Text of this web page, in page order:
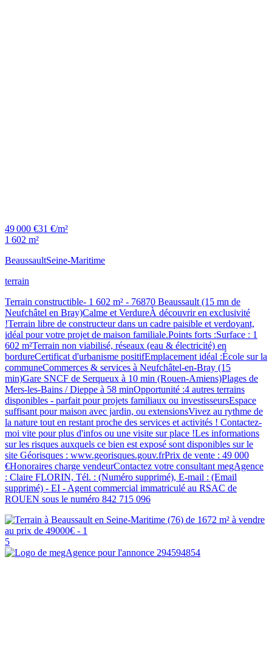
49 000 €31 €/m²
1 602 m²
BeaussaultSeine-Maritime
terrain
Terrain constructible- 1 602 m² - 76870 Beaussault (15 mn de
Neufchâtel en Bray)Calme et VerdureÀ découvrir en exclusivité
!Terrain libre de constructeur dans un cadre paisible et verdoyant,
idéal pour votre projet de maison familiale.Points forts :Surface : 1
602 m²Terrain non viabilisé, réseaux (eau & électricité) en
bordureCertificat d'urbanisme positifEmplacement idéal :École sur la
communeCommerces & services à Neufchâtel-en-Bray (15
min)Gare SNCF de Serqueux à 10 min (Rouen-Amiens)Plages de
Mers-les-Bains / Dieppe à 58 minOpportunité :4 autres terrains
disponibles - parfait pour projets familiaux ou investisseursEspace
suffisant pour maison avec jardin, ou extensionsVivez au rythme de
la nature tout en restant proche des services et activités ! Contactez-
moi vite pour plus d'infos ou une visite sur place !Les informations
sur les risques auxquels ce bien est exposé sont disponibles sur le
site Géorisques : www.georisques.gouv.frPrix de vente : 49 000
€Honoraires charge vendeurContactez votre consultant megAgence
: Claire FLORIN, Tél. : (Numéro supprimé), E-mail : (Email
supprimé) - EI - Agent commercial immatriculé au RSAC de
ROUEN sous le numéro 842 715 096
5